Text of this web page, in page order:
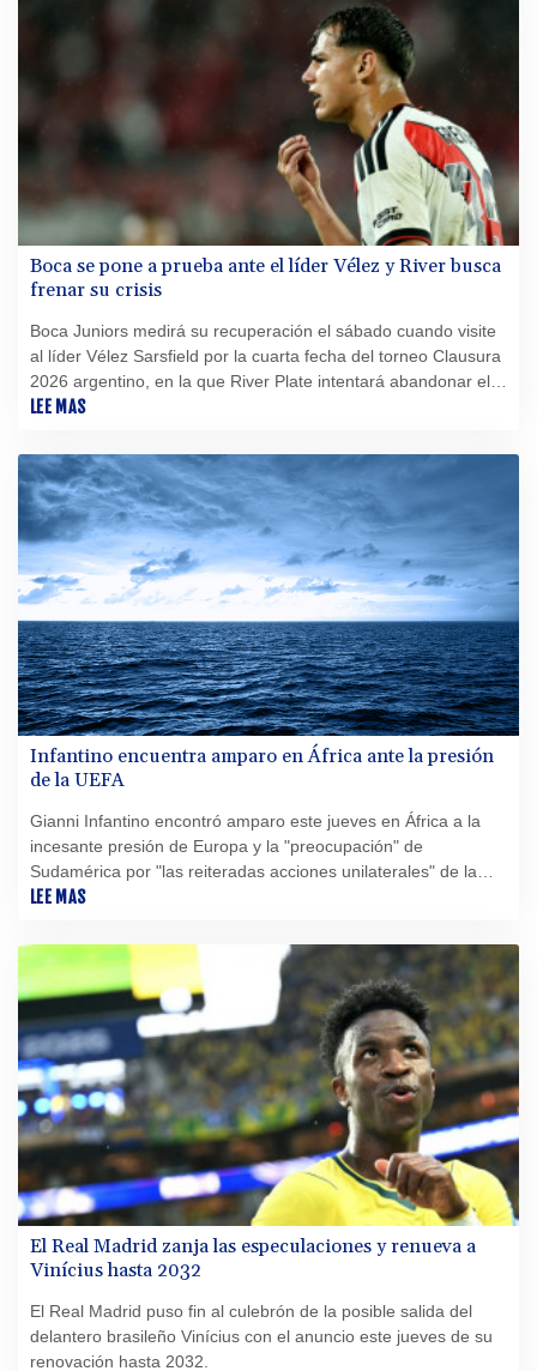
Boca se pone a prueba ante el líder Vélez y River busca
frenar su crisis
Boca Juniors medirá su recuperación el sábado cuando visite
al líder Vélez Sarsfield por la cuarta fecha del torneo Clausura
2026 argentino, en la que River Plate intentará abandonar el
último lugar de la tabla y conseguir su primera victoria.
LEE MAS
Infantino encuentra amparo en África ante la presión
de la UEFA
Gianni Infantino encontró amparo este jueves en África a la
incesante presión de Europa y la "preocupación" de
Sudamérica por "las reiteradas acciones unilaterales" de la
FIFA.
LEE MAS
El Real Madrid zanja las especulaciones y renueva a
Vinícius hasta 2032
El Real Madrid puso fin al culebrón de la posible salida del
delantero brasileño Vinícius con el anuncio este jueves de su
renovación hasta 2032.